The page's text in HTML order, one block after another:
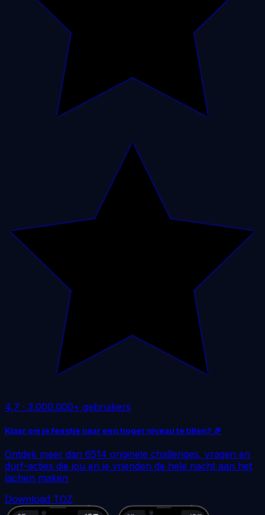
4,7 · 3.000.000+ gebruikers
Klaar om je feestje naar een hoger niveau te tillen? 🎉
Ontdek meer dan 6514 originele challenges, vragen en
durf-acties die jou en je vrienden de hele nacht aan het
lachen maken
Download TOZ